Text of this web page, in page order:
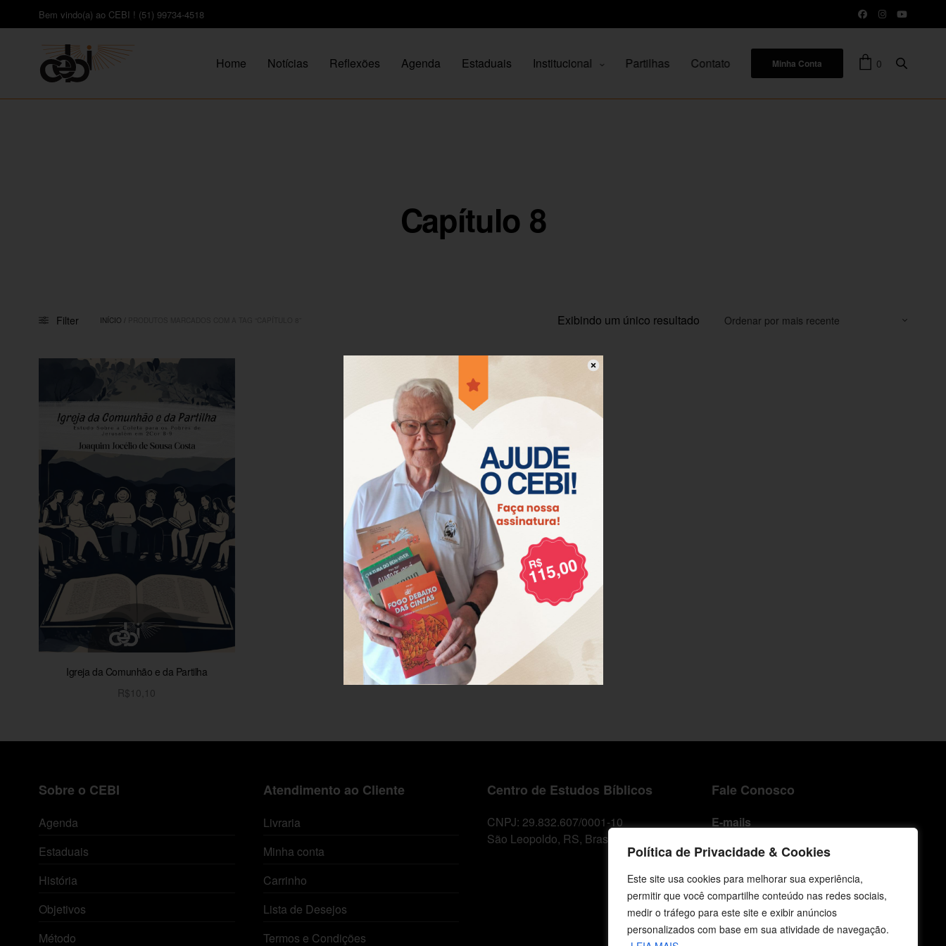
Política de Privacidade & Cookies
Este site usa cookies para melhorar sua experiência,
permitir que você compartilhe conteúdo nas redes sociais,
medir o tráfego para este site e exibir anúncios
personalizados com base em sua atividade de navegação.
Bem vindo(a) ao CEBI ! (51) 99734-4518
Home Notícias Reflexões Agenda Estaduais Institucional Partilhas Contato Minha Conta 0
Capítulo 8
Filter INÍCIO Exibindo um único resultado
Igreja da Comunhão e da Partilha
R$ 10,10
Sobre o CEBI
Agenda
Estaduais
História
Objetivos
Método
Atendimento ao Cliente
Livraria
Minha conta
Carrinho
Lista de Desejos
Termos e Condições
Centro de Estudos Bíblicos
CNPJ: 29.832.607/0001-10
São Leopoldo, RS, Brasil
Fale Conosco
E-mails
comunicacao@cebi.org.br
WhatsApp / Vendas
+55 (51) 99734-4518
WhatsApp / Comunicação